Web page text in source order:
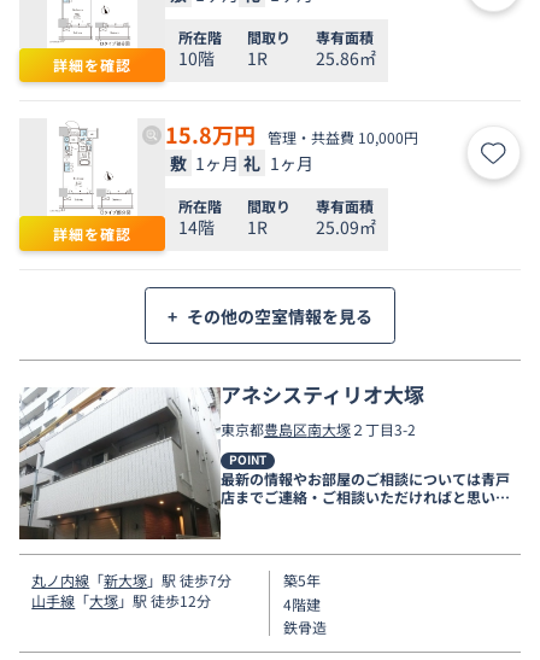
詳細を確認
所在階
10階
間取り
1R
専有面積
25.86㎡
詳細を確認
15.8万円 管理・共益費 10,000円
敷 1ヶ月 礼 1ヶ月 お気
所在階
14階
間取り
1R
専有面積
25.09㎡
+ その他の空室情報を見る
アネシスティリオ大塚
東京都豊島区南大塚２丁目3-2
POINT
最新の情報やお部屋のご相談については青戸
店までご連絡・ご相談いただければと思いま
す。
丸ノ内線 「新大塚」駅 徒歩7分
山手線 「大塚」駅 徒歩12分
築5年
4階建
鉄骨造